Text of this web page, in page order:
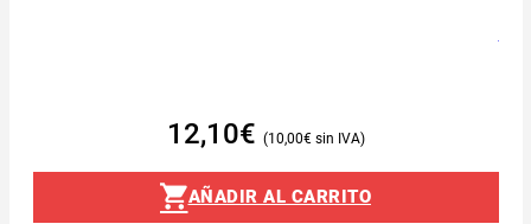
12,10€ 10,00€
AÑADIR AL CARRITO